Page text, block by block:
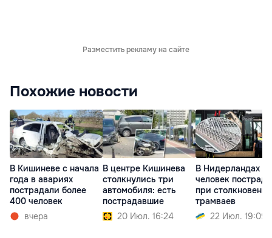
Разместить рекламу на сайте
Похожие новости
В Кишиневе с начала
года в авариях
пострадали более
400 человек
вчера
В центре Кишинева
столкнулись три
автомобиля: есть
пострадавшие
20 Июл. 16:24
В Нидерландах 15
человек
при столкновении
трамваев
22 Июл. 19:09